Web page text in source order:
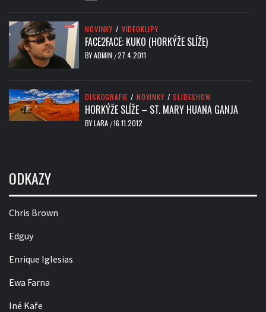
NOVINKY / VIDEOKLIPY
FACE2FACE: KUKO (HORKÝŽE SLÍŽE)
BYADMIN /27.4.2011
DISKOGRAFIE / NOVINKY / SLIDESHOW
HORKÝŽE SLÍŽE – ST. MARY HUANA GANJA
BYLARA /16.11.2012
ODKAZY
Chris Brown
Edguy
Enrique Iglesias
Ewa Farna
Iné Kafe